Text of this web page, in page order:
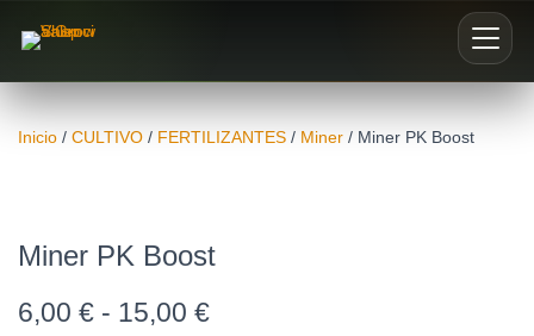
Buscar productos
Inicio / CULTIVO / FERTILIZANTES / Miner / Miner PK Boost
Miner PK Boost
6,00 € - 15,00 €